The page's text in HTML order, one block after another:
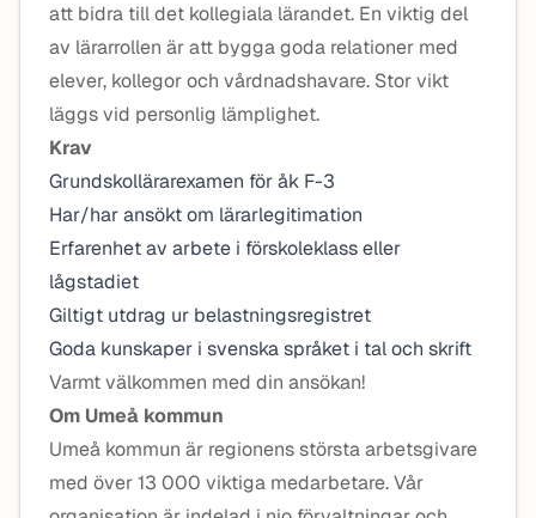
att bidra till det kollegiala lärandet. En viktig del
av lärarrollen är att bygga goda relationer med
elever, kollegor och vårdnadshavare. Stor vikt
läggs vid personlig lämplighet.
Krav
Grundskollärarexamen för åk F-3
Har/har ansökt om lärarlegitimation
Erfarenhet av arbete i förskoleklass eller
lågstadiet
Giltigt utdrag ur belastningsregistret
Goda kunskaper i svenska språket i tal och skrift
Varmt välkommen med din ansökan!
Om Umeå kommun
Umeå kommun är regionens största arbetsgivare
med över 13 000 viktiga medarbetare. Vår